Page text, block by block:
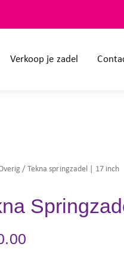
Verkoop je zadel
/ Tekna springzadel | 17 inch